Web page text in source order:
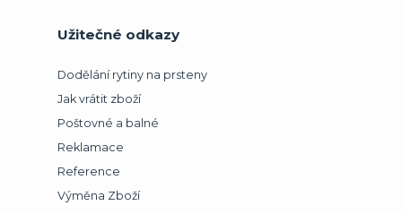
Užitečné odkazy
Dodělání rytiny na prsteny
Jak vrátit zboží
Poštovné a balné
Reklamace
Reference
Výměna Zboží